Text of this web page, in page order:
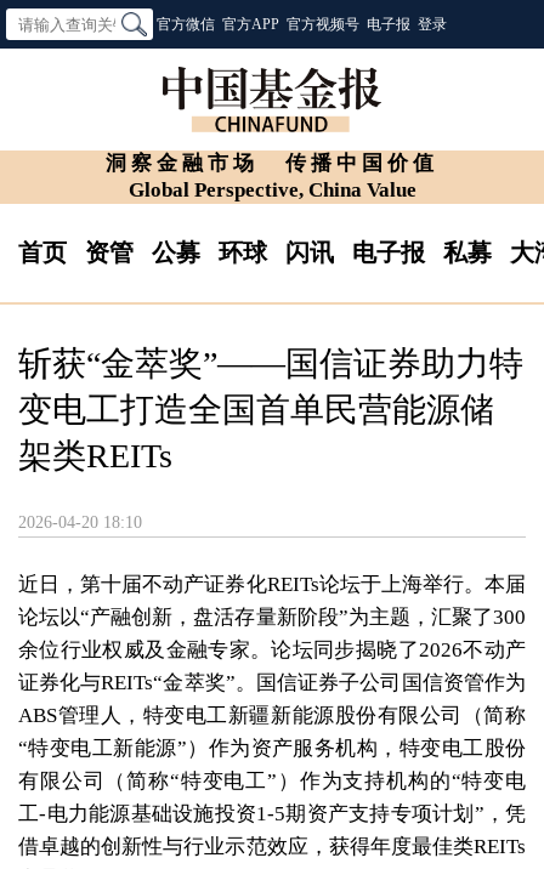
官方微信 官方APP 官方视频号 电子报 登录
洞察金融市场
传播中国价值
Global Perspective, China Value
首页 资管 公募 环球 闪讯 电子报 私募 大
斩获“金萃奖”——国信证券助力特
变电工打造全国首单民营能源储
架类REITs
2026-04-20 18:10
近日，第十届不动产证券化REITs论坛于上海举行。本届
论坛以“产融创新，盘活存量新阶段”为主题，汇聚了300
余位行业权威及金融专家。论坛同步揭晓了2026不动产
证券化与REITs“金萃奖”。国信证券子公司国信资管作为
ABS管理人，特变电工新疆新能源股份有限公司（简称
“特变电工新能源”）作为资产服务机构，特变电工股份
有限公司（简称“特变电工”）作为支持机构的“特变电
工-电力能源基础设施投资1-5期资产支持专项计划”，凭
借卓越的创新性与行业示范效应，获得年度最佳类REITs